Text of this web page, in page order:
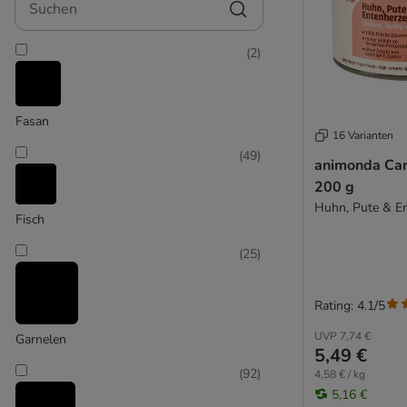
GRAU
Herrmann's
Hill's Prescription Diet
Integra von animonda
Kitekat
KITTY Cat
Fasan
(2)
Fisch
(49)
Garnelen
(25)
(92)
16 Varianten
animonda
200 g
Huhn, Pute &
UVP 7,74 €
5,49 €
4,58 € / kg
5,16 €
Rating: 4.1/5